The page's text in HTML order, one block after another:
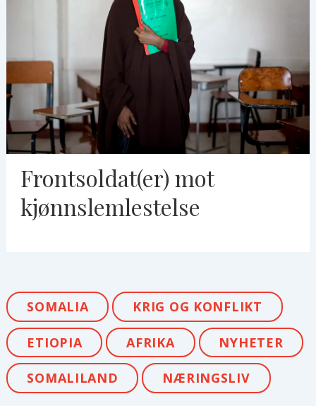
Frontsoldat(er) mot
kjønnslemlestelse
SOMALIA KRIG OG KONFLIKT
ETIOPIA AFRIKA NYHETER
SOMALILAND NÆRINGSLIV